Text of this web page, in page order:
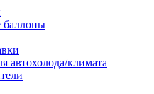
баллоны
автохолода/климата